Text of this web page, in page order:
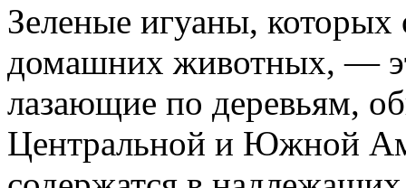
Зеленые игуаны, которых
домашних животных, —
лазающие по деревьям,
Центральной и Южной